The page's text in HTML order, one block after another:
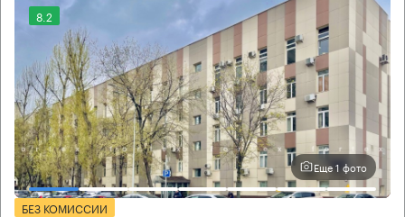
8.2
Еще 1 фото
БЕЗ КОМИССИИ